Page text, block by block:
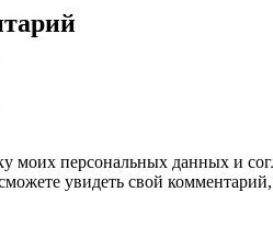
моих персональных данных и
увидеть свой